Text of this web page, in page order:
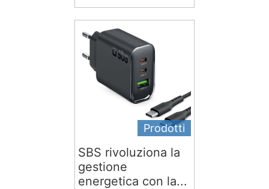
Prodotti
SBS rivoluziona la
gestione
energetica con la...